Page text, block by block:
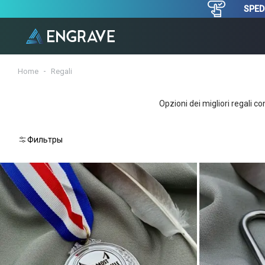
Home Regali
Opzioni dei migliori regali
Фильтры
Reset
Selezioni
una
sottocategoria
Serrature